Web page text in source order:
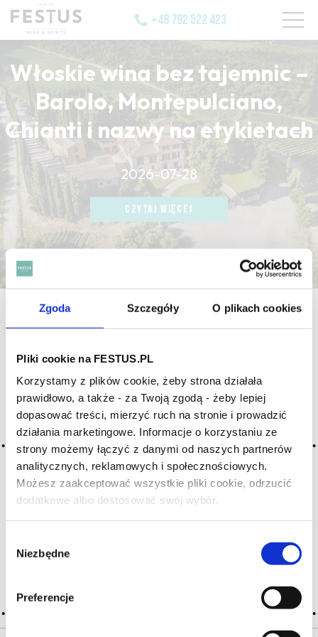
Zgoda Szczegóły O plikach cookies
Pliki cookie na FESTUS.PL
Korzystamy z plików cookie, żeby strona działała
prawidłowo, a także - za Twoją zgodą - żeby lepiej
dopasować treści, mierzyć ruch na stronie i prowadzić
działania marketingowe. Informacje o korzystaniu ze
strony możemy łączyć z danymi od naszych partnerów
analitycznych, reklamowych i społecznościowych.
Możesz zaakceptować wszystkie pliki cookie, odrzucić
dodatkowe albo dostosować swój wybór.
zgody
Niezbędne
Preferencje
Czy masz ukończone 18 lat?
+48 792 522 423
Włoskie wina bez tajemnic –
Barolo, Montepulciano,
Chianti i nazwy na etykietach
2026-07-28
CZYTAJ WIĘCEJ
CZYTAJ WIĘCEJ
CZYTAJ WIĘCEJ
strona główna vin de montagne
Archiwum wpisów tagu: vin de
montagne
górskie wino
2016-05-10
określenie wina z terenów niezbyt sprzyjających uprawie
winorośli, zwykle powyżej 600–700 m n.p.m.; winiarze
używają tam specjalnie wyselekcjonowanych, odpornych
górskie znajdują się przede wszystkim w Argentynie, Chile, …